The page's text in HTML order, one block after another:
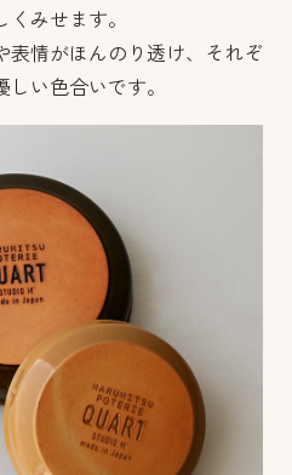
くみせます。
表情がほんのり透け、それぞ
い色合いです。